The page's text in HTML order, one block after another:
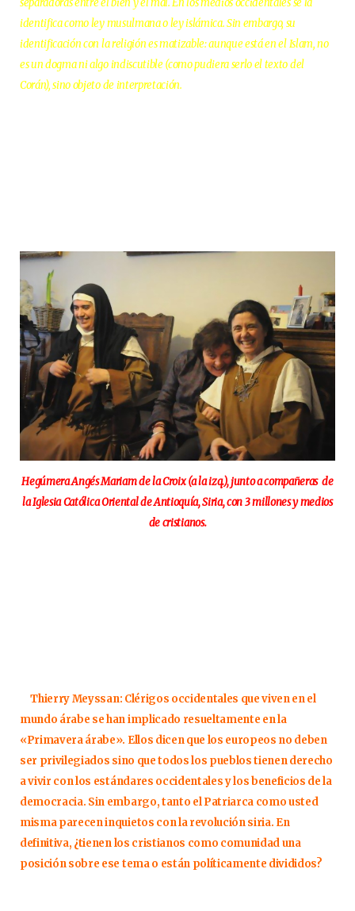
separadoras entre el bien y el mal. En los medios occidentales se la
identifica como ley musulmana o ley islámica. Sin embargo, su
identificación con la religión es matizable: aunque está en el Islam, no
es un dogma ni algo indiscutible (como pudiera serlo el texto del
Corán), sino objeto de interpretación.
Hegúmera Angés Mariam de la Croix (a la izq.), junto a compañeras de
la Iglesia Católica Oriental de Antioquía, Siria, con 3 millones y medios
de cristianos.
Thierry Meyssan: Clérigos occidentales que viven en el
mundo árabe se han implicado resueltamente en la
«Primavera árabe». Ellos dicen que los europeos no deben
ser privilegiados sino que todos los pueblos tienen derecho
a vivir con los estándares occidentales y los beneficios de la
democracia. Sin embargo, tanto el Patriarca como usted
misma parecen inquietos con la revolución siria. En
definitiva, ¿tienen los cristianos como comunidad una
posición sobre ese tema o están políticamente divididos?